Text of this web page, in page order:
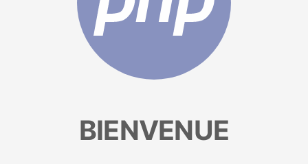
BIENVENUE